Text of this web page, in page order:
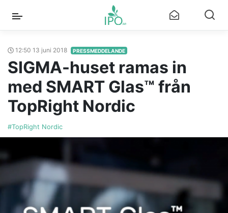
12:50 13 juni 2018 PRESSMEDDELANDE
SIGMA-huset ramas in
med SMART Glas™ från
TopRight Nordic
#TopRight Nordic